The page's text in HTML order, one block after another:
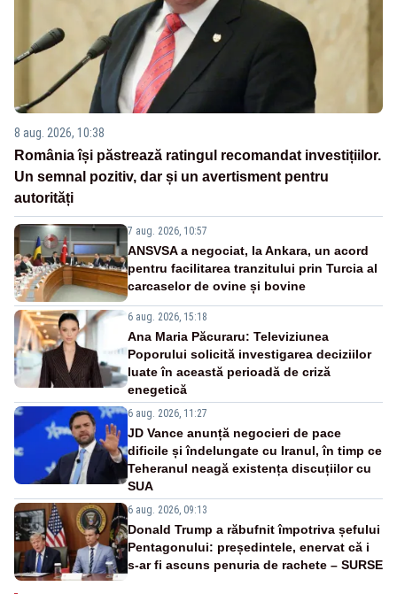
8 aug. 2026, 10:38
România își păstrează ratingul recomandat investițiilor.
Un semnal pozitiv, dar și un avertisment pentru
autorități
7 aug. 2026, 10:57
ANSVSA a negociat, la Ankara, un acord
pentru facilitarea tranzitului prin Turcia al
carcaselor de ovine și bovine
6 aug. 2026, 15:18
Ana Maria Păcuraru: Televiziunea
Poporului solicită investigarea deciziilor
luate în această perioadă de criză
enegetică
6 aug. 2026, 11:27
JD Vance anunță negocieri de pace
dificile și îndelungate cu Iranul, în timp ce
Teheranul neagă existența discuțiilor cu
SUA
6 aug. 2026, 09:13
Donald Trump a răbufnit împotriva șefului
Pentagonului: președintele, enervat că i
s-ar fi ascuns penuria de rachete – SURSE